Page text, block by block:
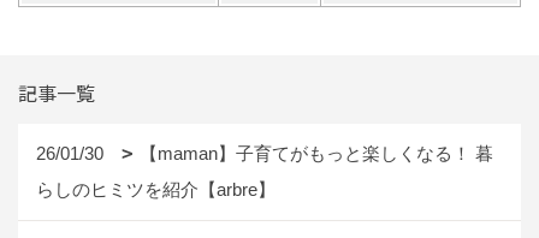
記事一覧
26/01/30
【maman】子育てがもっと楽しくなる！ 暮
らしのヒミツを紹介【arbre】